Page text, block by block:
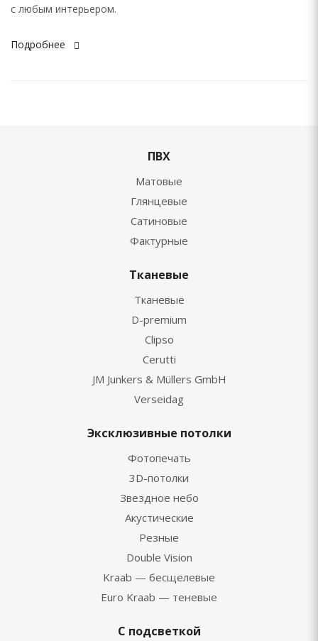
с любым интерьером.
Подробнее
ПВХ
Матовые
Глянцевые
Сатиновые
Фактурные
Тканевые
Тканевые
D-premium
Clipso
Cerutti
JM Junkers & Müllers GmbH
Verseidag
Эксклюзивные потолки
Фотопечать
3D-потолки
Звездное небо
Акустические
Резные
Double Vision
Kraab — бесщелевые
Euro Kraab — теневые
С подсветкой